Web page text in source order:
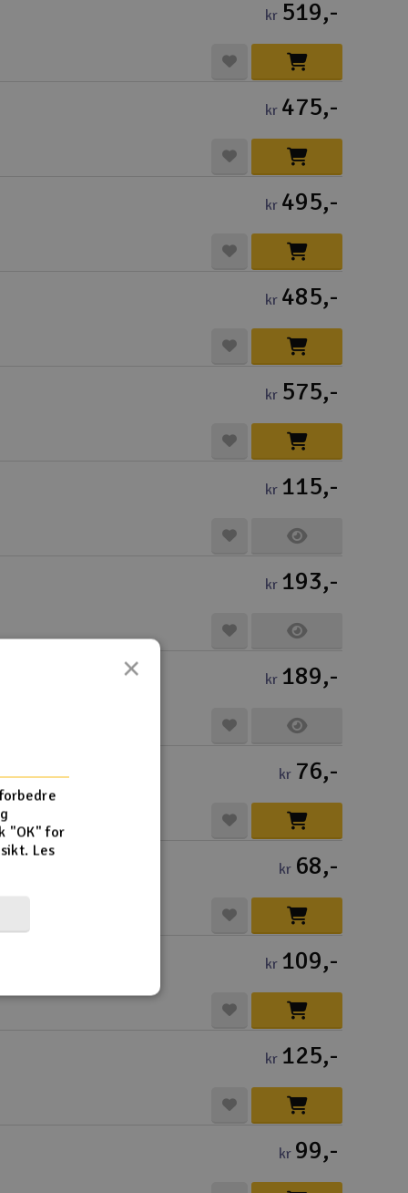
kr 519,-
kr 475,-
kr 495,-
kr 485,-
kr 575,-
kr 115,-
kr 193,-
kr 189,-
kr 76,-
kr 68,-
kr 109,-
kr 125,-
kr 99,-
×
"OK" for
Les